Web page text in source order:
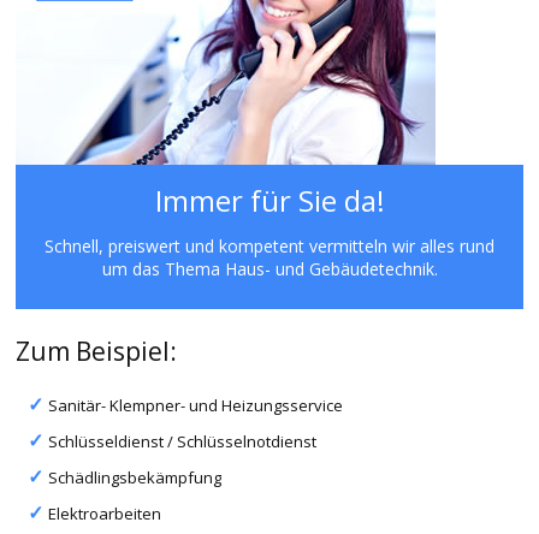
Immer für Sie da!
Schnell, preiswert und kompetent vermitteln wir alles rund
um das Thema Haus- und Gebäudetechnik.
Zum Beispiel:
Sanitär- Klempner- und Heizungsservice
Schlüsseldienst / Schlüsselnotdienst
Schädlingsbekämpfung
Elektroarbeiten